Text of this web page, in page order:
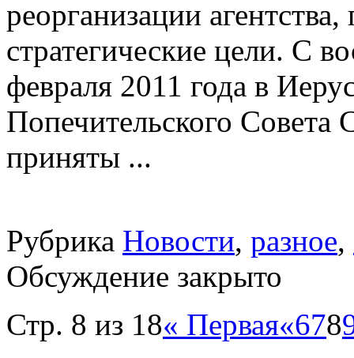
реорганизации
стратегические цели. С
февраля 2011 года в
Попечительского Совета
приняты ...
Рубрика Новости, разное,
Обсуждение закрыто
Стр. 8 из 18« Первая«678